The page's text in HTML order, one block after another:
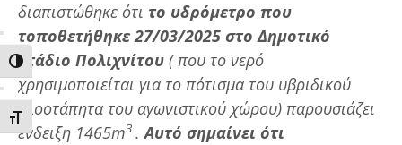
ΕΝΑΛΛΑΓΗ ΥΨΗΛΗΣ ΑΝΤΙΘΕΣΗΣ
ΕΝΑΛΛΑΓΗ ΜΕΓΕΘΟΥΣ ΓΡΑΜΜΑΤΩΝ
διαπιστώθηκε ότι το υδρόμετρο που
τοποθετήθηκε 27/03/2025 στο Δημοτικό
Στάδιο Πολιχνίτου ( που το νερό
χρησιμοποιείται για το πότισμα του υβριδικού
χλοοτάπητα του αγωνιστικού χώρου) παρουσιάζει
ένδειξη 1465m3 . Αυτό σημαίνει ότι